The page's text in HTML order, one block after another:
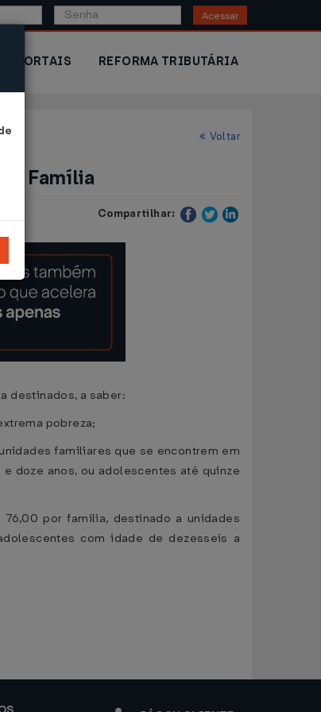
Acessar
PORTAIS REFORMA TRIBUTÁRIA
Voltar
Família
Compartilhar:
destinados, a saber:
pobreza;
familiares que se encontrem em
doze anos, ou adolescentes até quinze
por família, destinado a unidades
com idade de dezesseis a